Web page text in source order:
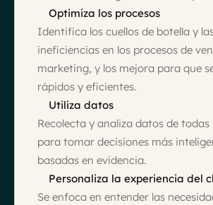
Optimiza los procesos
Identifica los cuellos de botella y
ineficiencias en los procesos de
marketing, y los mejora para que
rápidos y eficientes.
Utiliza datos
Recolecta y analiza datos de todas
para tomar decisiones más
basadas en evidencia.
Personaliza la experiencia del
Se enfoca en entender las